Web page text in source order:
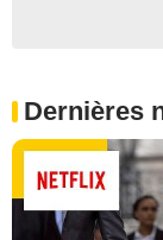
Dernières